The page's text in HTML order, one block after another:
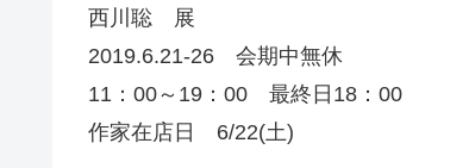
西川聡 展
2019.6.21-26 会期中無休
11：00～19：00 最終日18：00
作家在店日 6/22(土)